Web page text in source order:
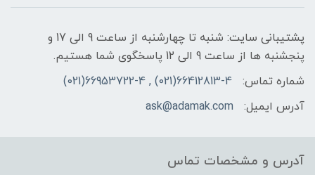
پشتیبانی سایت: شنبه تا چهارشنبه از ساعت 9 الی 17 و
پنجشنبه ها از ساعت 9 الی 12 پاسخگوی شما هستیم.
شماره تماس:
66412813-4(021) , 66953722-4(021)
آدرس ایمیل:
ask@adamak.com
آدرس و مشخصات تماس